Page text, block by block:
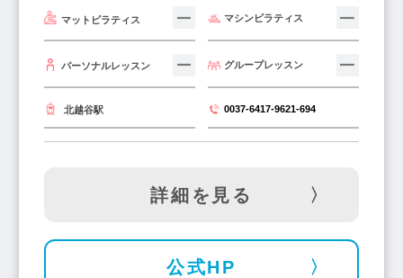
マットピラティス マシンピラティス
パーソナルレッスン グループレッスン
北越谷駅 0037-6417-9621-694
詳細を見る
公式HP